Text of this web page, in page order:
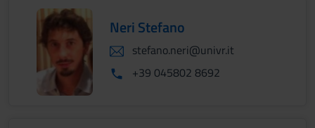
Neri Stefano
stefano.neri@univr.it
+39 045802 8692